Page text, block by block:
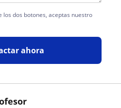
los dos botones, aceptas nuestro
ahora